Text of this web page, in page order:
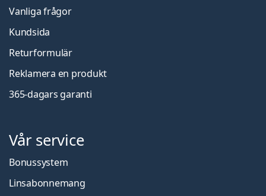
Vanliga frågor
Kundsida
Returformulär
Reklamera en produkt
365-dagars garanti
Vår service
Bonussystem
Linsabonnemang